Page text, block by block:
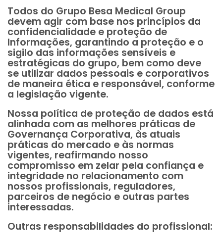
Todos do Grupo Besa Medical Group
devem agir com base nos princípios da
confidencialidade e proteção de
Informações, garantindo a proteção e o
sigilo das informações sensíveis e
estratégicas do grupo, bem como deve
se utilizar dados pessoais e corporativos
de maneira ética e responsável, conforme
a legislação vigente.
Nossa política de proteção de dados está
alinhada com as melhores práticas de
Governança Corporativa, às atuais
práticas do mercado e às normas
vigentes, reafirmando nosso
compromisso em zelar pela confiança e
integridade no relacionamento com
nossos profissionais, reguladores,
parceiros de negócio e outras partes
interessadas.
Outras responsabilidades do profissional: